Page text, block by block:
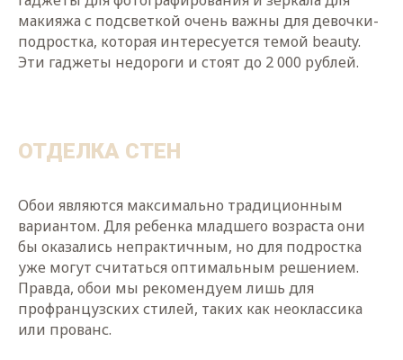
макияжа с подсветкой очень важны для девочки-
подростка, которая интересуется темой beauty.
Эти гаджеты недороги и стоят до 2 000 рублей.
ОТДЕЛКА СТЕН
Обои являются максимально традиционным
вариантом. Для ребенка младшего возраста они
бы оказались непрактичным, но для подростка
уже могут считаться оптимальным решением.
Правда, обои мы рекомендуем лишь для
профранцузских стилей, таких как неоклассика
или прованс.